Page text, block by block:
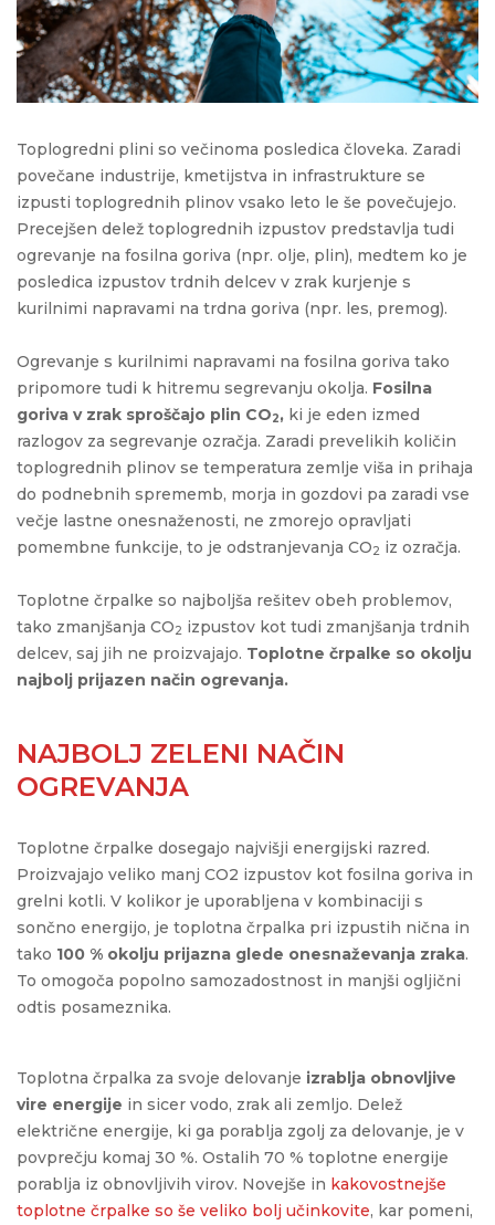
Toplogredni plini so večinoma posledica človeka. Zaradi
povečane industrije, kmetijstva in infrastrukture se
izpusti toplogrednih plinov vsako leto le še povečujejo.
Precejšen delež toplogrednih izpustov predstavlja tudi
ogrevanje na fosilna goriva (npr. olje, plin), medtem ko je
posledica izpustov trdnih delcev v zrak kurjenje s
kurilnimi napravami na trdna goriva (npr. les, premog).
Ogrevanje s kurilnimi napravami na fosilna goriva tako
pripomore tudi k hitremu segrevanju okolja. Fosilna
goriva v zrak sproščajo plin CO2, ki je eden izmed
razlogov za segrevanje ozračja. Zaradi prevelikih količin
toplogrednih plinov se temperatura zemlje viša in prihaja
do podnebnih sprememb, morja in gozdovi pa zaradi vse
večje lastne onesnaženosti, ne zmorejo opravljati
pomembne funkcije, to je odstranjevanja CO2 iz ozračja.
Toplotne črpalke so najboljša rešitev obeh problemov,
tako zmanjšanja CO2 izpustov kot tudi zmanjšanja trdnih
delcev, saj jih ne proizvajajo. Toplotne črpalke so okolju
najbolj prijazen način ogrevanja.
NAJBOLJ ZELENI NAČIN
OGREVANJA
Toplotne črpalke dosegajo najvišji energijski razred.
Proizvajajo veliko manj CO2 izpustov kot fosilna goriva in
grelni kotli. V kolikor je uporabljena v kombinaciji s
sončno energijo, je toplotna črpalka pri izpustih nična in
tako 100 % okolju prijazna glede onesnaževanja zraka.
To omogoča popolno samozadostnost in manjši ogljični
odtis posameznika.
Toplotna črpalka za svoje delovanje izrablja obnovljive
vire energije in sicer vodo, zrak ali zemljo. Delež
električne energije, ki ga porablja zgolj za delovanje, je v
povprečju komaj 30 %. Ostalih 70 % toplotne energije
porablja iz obnovljivih virov. Novejše in kakovostnejše
toplotne črpalke so še veliko bolj učinkovite, kar pomeni,